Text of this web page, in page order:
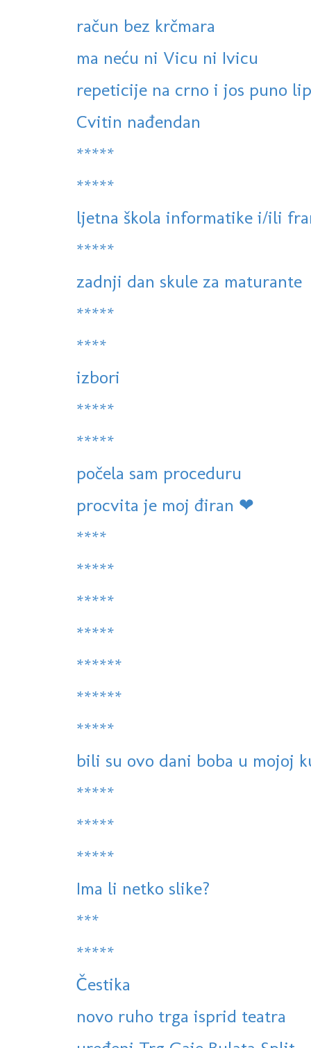
račun bez krčmara
ma neću ni Vicu ni Ivicu
repeticije na crno i jos puno
Cvitin nađendan
*****
*****
ljetna škola informatike i/ili
*****
zadnji dan skule za maturante
*****
****
izbori
*****
*****
počela sam proceduru
procvita je moj điran ❤
****
*****
*****
*****
******
******
*****
bili su ovo dani boba u mojoj
*****
*****
*****
Ima li netko slike?
***
*****
Čestika
novo ruho trga isprid teatra